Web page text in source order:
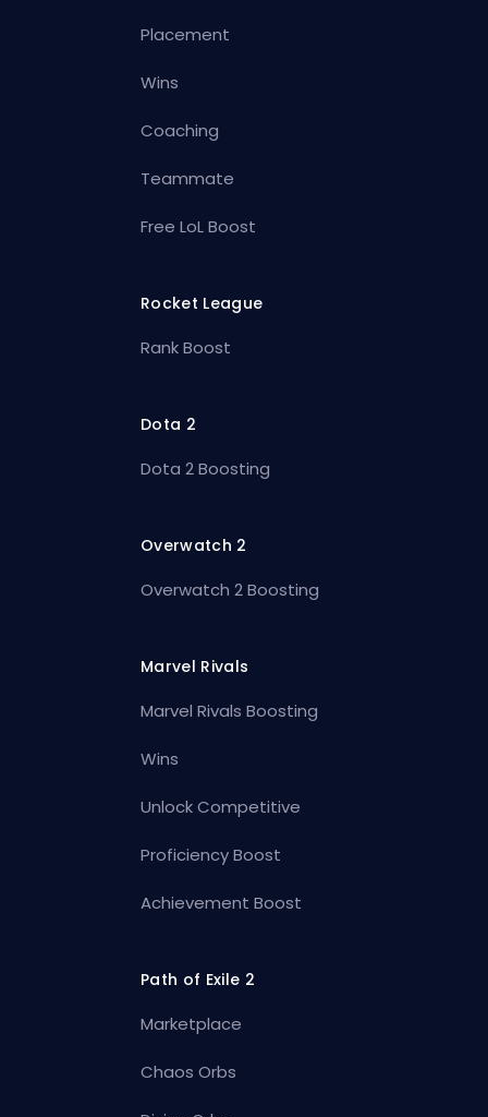
Placement
Wins
Coaching
Teammate
Free LoL Boost
Rocket League
Rank Boost
Dota 2
Dota 2 Boosting
Overwatch 2
Overwatch 2 Boosting
Marvel Rivals
Marvel Rivals Boosting
Wins
Unlock Competitive
Proficiency Boost
Achievement Boost
Path of Exile 2
Marketplace
Chaos Orbs